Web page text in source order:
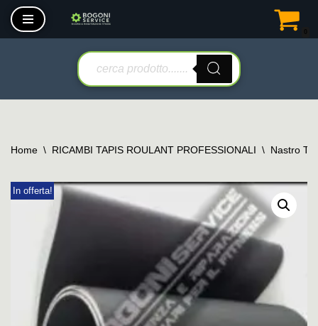
Vai
Home \ RICAMBI TAPIS ROULANT PROFESSIONALI \ Nastro
In offerta!